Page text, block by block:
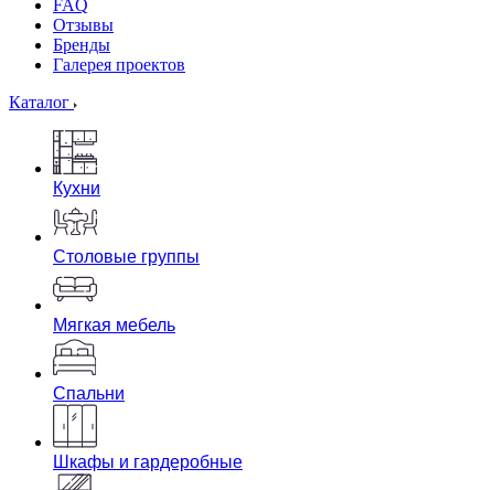
FAQ
Отзывы
Бренды
Галерея проектов
Каталог
Кухни
Столовые группы
Мягкая мебель
Спальни
Шкафы и гардеробные